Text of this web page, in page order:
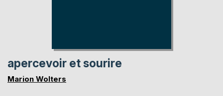
apercevoir et sourire
Marion Wolters